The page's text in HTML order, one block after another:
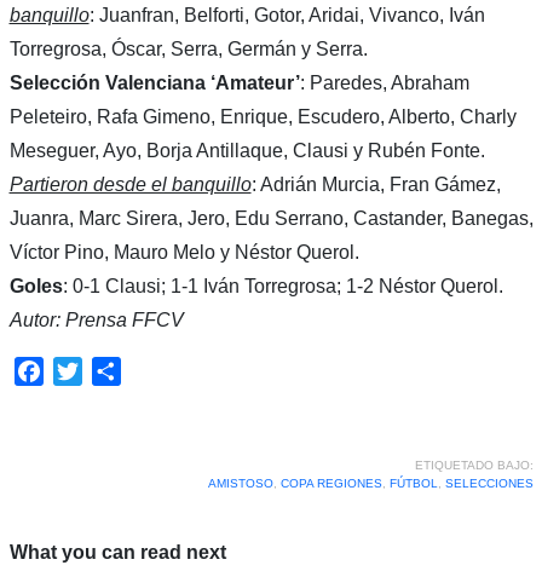
banquillo: Juanfran, Belforti, Gotor, Aridai, Vivanco, Iván
Torregrosa, Óscar, Serra, Germán y Serra.
Selección Valenciana ‘Amateur’: Paredes, Abraham
Peleteiro, Rafa Gimeno, Enrique, Escudero, Alberto, Charly
Meseguer, Ayo, Borja Antillaque, Clausi y Rubén Fonte.
Partieron desde el banquillo: Adrián Murcia, Fran Gámez,
Juanra, Marc Sirera, Jero, Edu Serrano, Castander, Banegas,
Víctor Pino, Mauro Melo y Néstor Querol.
Goles: 0-1 Clausi; 1-1 Iván Torregrosa; 1-2 Néstor Querol.
Autor: Prensa FFCV
Facebook
Twitter
ETIQUETADO BAJO:
AMISTOSO, COPA REGIONES, FÚTBOL SELECCIONES
What you can read next